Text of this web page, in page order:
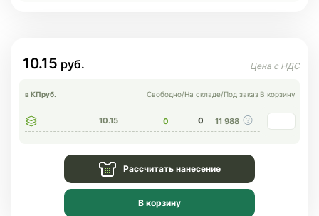
10.15
в КПруб. Свободно/На складе/Под заказ В корзину
10.15 0 0 11 988
Рассчитать нанесение
В корзину